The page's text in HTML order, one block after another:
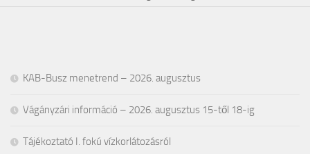
KAB-Busz menetrend – 2026. augusztus
Vágányzári információ – 2026. augusztus 15-től 18-ig
Tájékoztató I. fokú vízkorlátozásról